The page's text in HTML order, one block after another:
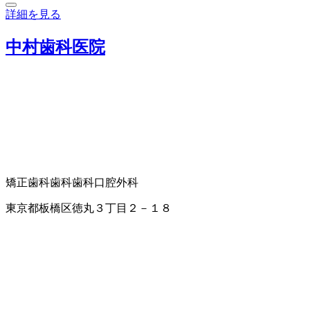
詳細を見る
中村歯科医院
矯正歯科歯科歯科口腔外科
東京都板橋区徳丸３丁目２－１８